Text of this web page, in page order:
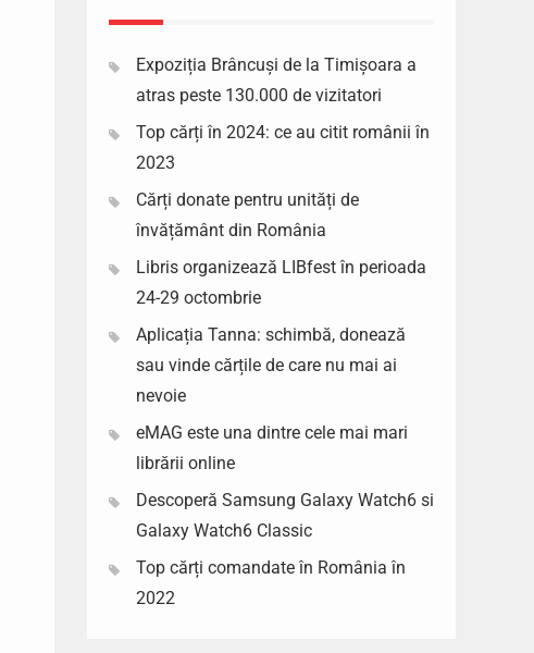
Expoziția Brâncuși de la Timișoara a
atras peste 130.000 de vizitatori
Top cărți în 2024: ce au citit românii în
2023
Cărți donate pentru unități de
învățământ din România
Libris organizează LIBfest în perioada
24-29 octombrie
Aplicația Tanna: schimbă, donează
sau vinde cărțile de care nu mai ai
nevoie
eMAG este una dintre cele mai mari
librării online
Descoperă Samsung Galaxy Watch6 si
Galaxy Watch6 Classic
Top cărți comandate în România în
2022